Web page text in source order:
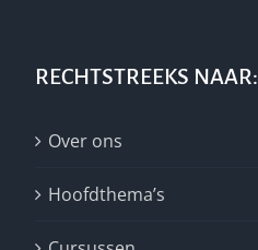
RECHTSTREEKS NAAR:
Over ons
Hoofdthema’s